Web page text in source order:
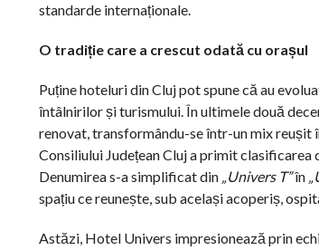
standarde internaționale.
O tradiție care a crescut odată cu orașul
Puține hoteluri din Cluj pot spune că au
întâlnirilor și turismului. În ultimele două
renovat, transformându-se într-un mix
Consiliului Județean Cluj a primit
Denumirea s-a simplificat din „Univers T”în
spațiu ce reunește, sub același acoperiș,
Astăzi, Hotel Univers impresionează prin